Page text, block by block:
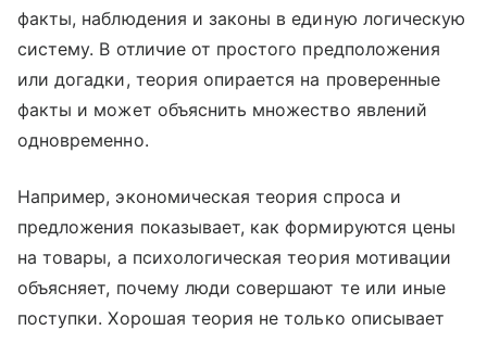
факты, наблюдения и законы в единую логическую
систему. В отличие от простого предположения
или догадки, теория опирается на проверенные
факты и может объяснить множество явлений
одновременно.
Например, экономическая теория спроса и
предложения показывает, как формируются цены
на товары, а психологическая теория мотивации
объясняет, почему люди совершают те или иные
поступки. Хорошая теория не только описывает